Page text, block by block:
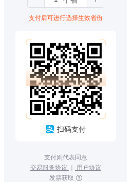
元
支付后可进行选择生效省份
扫码支付
支付则代表同意
交易服务协议 ｜ 用户协议
发票获取